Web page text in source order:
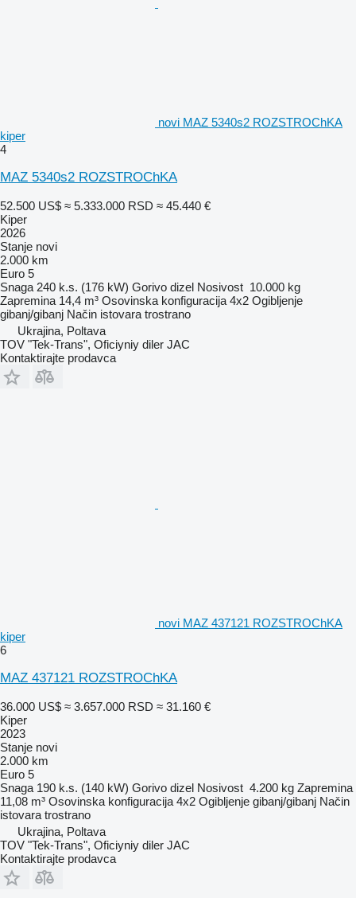
novi MAZ 5340s2 ROZSTROChKA
kiper
4
MAZ 5340s2 ROZSTROChKA
52.500 US$ ≈ 5.333.000 RSD ≈ 45.440 €
Kiper
2026
Stanje novi
2.000 km
Euro 5
Snaga 240 k.s. (176 kW) Gorivo dizel Nosivost 10.000 kg
Zapremina 14,4 m³ Osovinska konfiguracija 4x2 Ogibljenje
gibanj/gibanj Način istovara trostrano
Ukrajina, Poltava
TOV "Tek-Trans", Oficiyniy diler JAC
Kontaktirajte prodavca
novi MAZ 437121 ROZSTROChKA
kiper
6
MAZ 437121 ROZSTROChKA
36.000 US$ ≈ 3.657.000 RSD ≈ 31.160 €
Kiper
2023
Stanje novi
2.000 km
Euro 5
Snaga 190 k.s. (140 kW) Gorivo dizel Nosivost 4.200 kg Zapremina
11,08 m³ Osovinska konfiguracija 4x2 Ogibljenje gibanj/gibanj Način
istovara trostrano
Ukrajina, Poltava
TOV "Tek-Trans", Oficiyniy diler JAC
Kontaktirajte prodavca